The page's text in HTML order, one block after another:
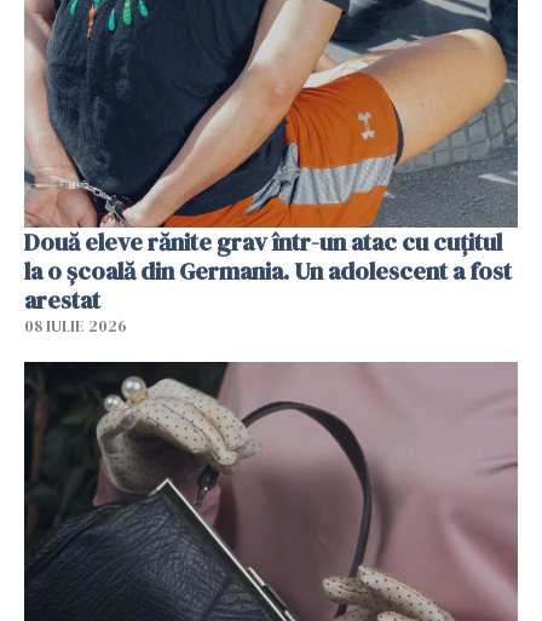
Două eleve rănite grav într-un atac cu cuțitul
la o școală din Germania. Un adolescent a fost
arestat
08 IULIE 2026